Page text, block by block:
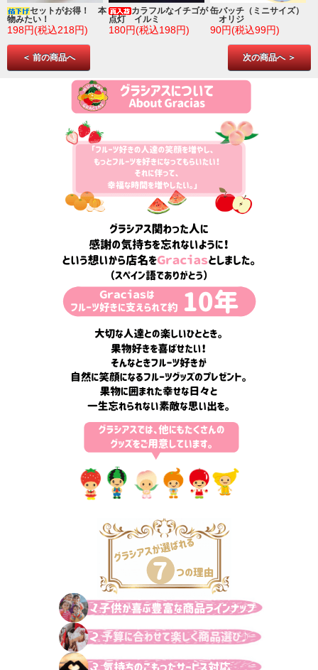
セットがお得！ 本
物みたい！
198円(税込218円)
カラフルなイチゴが
点灯 イルミ
180円(税込198円)
缶バッチ（ミニサイズ）
オリジ
90円(税込99円)
＜ 前の商品へ 次の商品へ ＞